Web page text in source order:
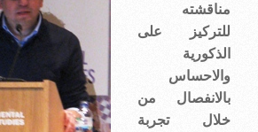
مناقشته
للتركيز على
الذكورية
والاحساس
بالانفصال من
خلال تجربة